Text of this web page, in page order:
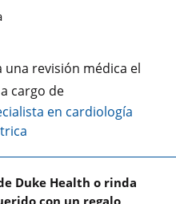
una revisión médica el
cargo de
en cardiología
Duke Health o rinda
con un regalo